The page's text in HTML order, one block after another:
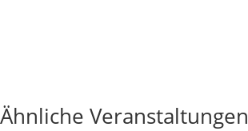
Ähnliche Veranstaltungen